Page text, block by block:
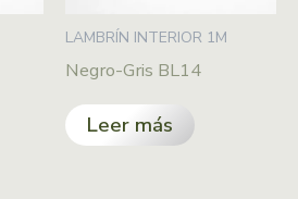
LAMBRÍN INTERIOR 1M
Negro-Gris BL14
Leer más